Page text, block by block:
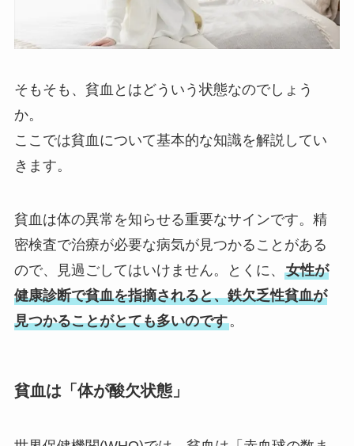
そもそも、貧血とはどういう状態なのでしょう
か。
ここでは貧血について基本的な知識を解説してい
きます。
貧血は体の異常を知らせる重要なサインです。精
密検査で治療が必要な病気が見つかることがある
ので、見過ごしてはいけません。とくに、 女性が
健康診断で貧血を指摘されると、鉄欠乏性貧血が
見つかることがとても多いのです。
貧血は「体が酸欠状態」